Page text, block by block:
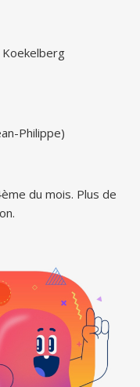
Koekelberg
Philippe)
du mois. Plus de